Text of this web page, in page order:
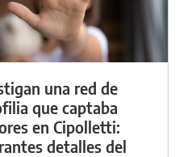
una red de
que captaba
en Cipolletti:
detalles del